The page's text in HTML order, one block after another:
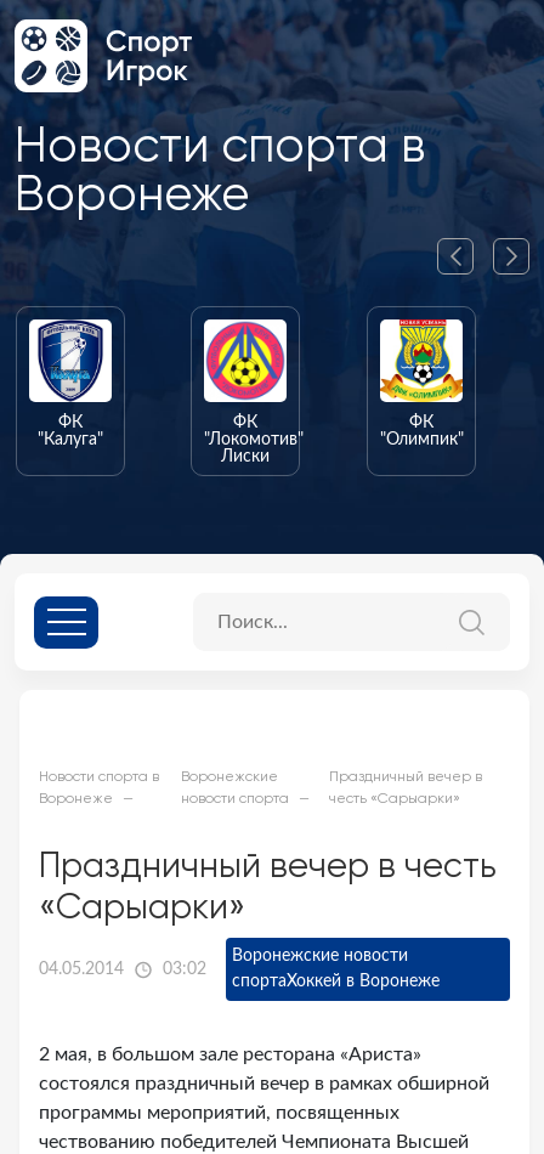
Новости спорта в
Воронеже
ФК
"Калуга"
ФК
"Локомотив"
Лиски
ФК
"Олимпик"
Новости спорта в
Воронеже
Воронежские
новости спорта
Праздничный вечер в
честь «Сарыарки»
Праздничный вечер в честь
«Сарыарки»
04.05.2014 03:02
Воронежские новости
спортаХоккей в Воронеже
2 мая, в большом зале ресторана «Ариста»
состоялся праздничный вечер в рамках обширной
программы мероприятий, посвященных
чествованию победителей Чемпионата Высшей